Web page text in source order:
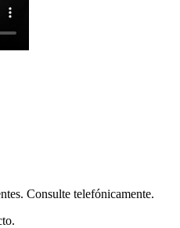
Consulte telefónicamente.